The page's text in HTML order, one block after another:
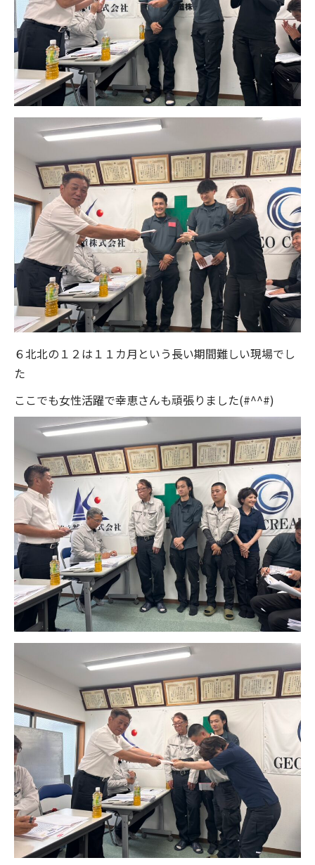
６北北の１２は１１カ月という長い期間難しい現場でし
た
ここでも女性活躍で幸恵さんも頑張りました(#^^#)